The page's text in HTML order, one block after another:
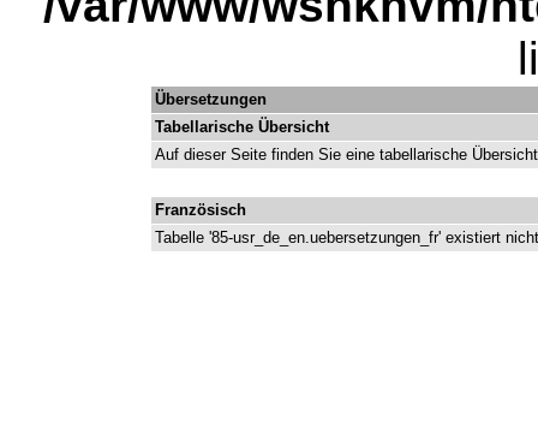
Übersetzungen
Tabellarische Übersicht
Auf dieser Seite finden Sie eine tabellarische
Französisch
Tabelle '85-usr_de_en.uebersetzungen_fr' existiert nicht